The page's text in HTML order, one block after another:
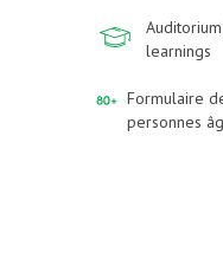
learnings
Formulaire
personnes